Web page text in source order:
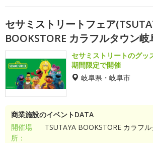
セサミストリートフェア
BOOKSTORE カラフルタウン岐
セサミストリートのグッ
期間限定で開催
岐阜県・岐阜市
商業施設のイベントDATA
開催場
所：
TSUTAYA BOOKSTORE カラフ